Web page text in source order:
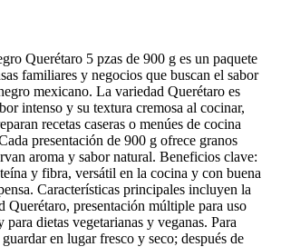
Querétaro 5 pzas de 900 g es un paquete
familiares y negocios que buscan el sabor
mexicano. La variedad Querétaro es
intenso y su textura cremosa al cocinar,
recetas caseras o menúes de cocina
presentación de 900 g ofrece granos
aroma y sabor natural. Beneficios clave:
y fibra, versátil en la cocina y con buena
Características principales incluyen la
Querétaro, presentación múltiple para uso
dietas vegetarianas y veganas. Para
en lugar fresco y seco; después de